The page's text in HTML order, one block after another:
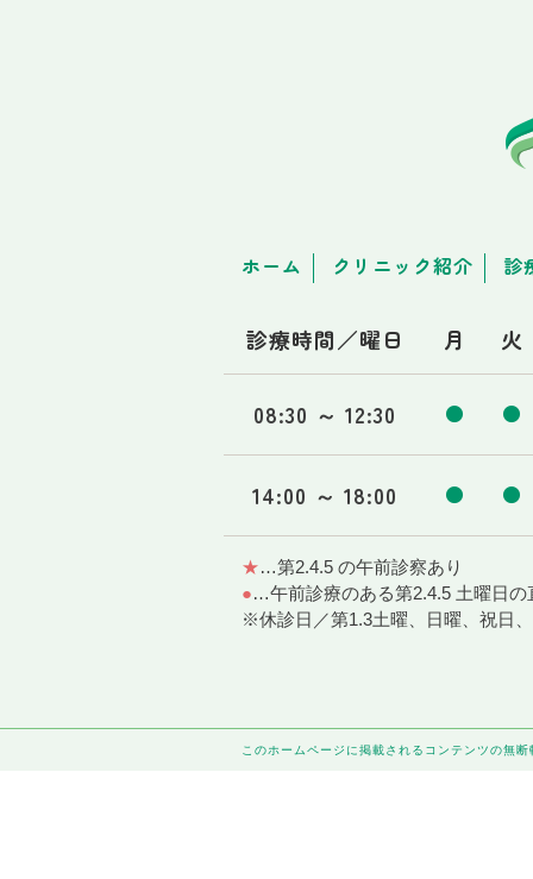
ホーム クリニック紹介 診
診療時間／曜日 月 火
08:30 ～ 12:30 ● ●
14:00 ～ 18:00 ● ●
★…第2.4.5 の午前診察あり
●…午前診療のある第2.4.5 土曜日
※休診日／第1.3土曜、日曜、祝日
このホームページに掲載されるコンテンツの無